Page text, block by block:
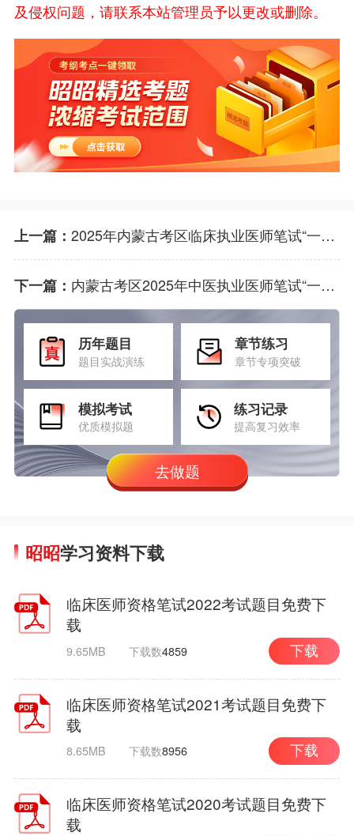
及侵权问题，请联系本站管理员予以更改或删除。
上一篇： 2025年内蒙古考区临床执业医师笔试“一年两试”第二试，现已进入倒计时阶段，考试将于近期举行。
下一篇： 内蒙古考区2025年中医执业医师笔试“一年两试”第二试，马上就要开始啦。
历年题目
题目实战演练
章节练习
章节专项突破
模拟考试
优质模拟题
练习记录
提高复习效率
去做题
昭昭学习资料下载
临床医师资格笔试2022考试题目免费下
载
9.65MB 下载数4859 下载
临床医师资格笔试2021考试题目免费下
载
8.65MB 下载数8956 下载
临床医师资格笔试2020考试题目免费下
载